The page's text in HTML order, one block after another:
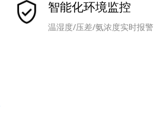
智能化环境监控
温湿度/压差/氨浓度实时报警